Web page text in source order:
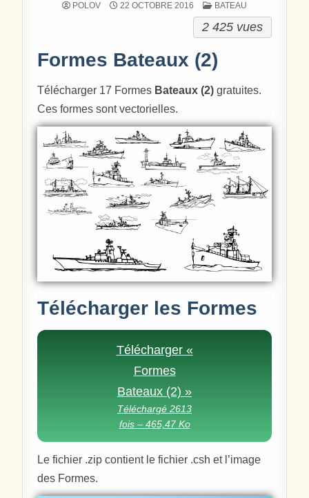
POLOV 22 OCTOBRE 2016 POSTÉ DANS
BATEAU
2 425 vues
Formes Bateaux (2)
Télécharger 17 Formes Bateaux (2) gratuites.
Ces formes sont vectorielles.
Télécharger les Formes
Télécharger «
Formes
Bateaux (2) »
Téléchargé 2613
fois – 465,47 Ko
Le fichier .zip contient le fichier .csh et l’image
des Formes.